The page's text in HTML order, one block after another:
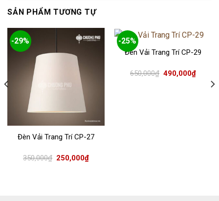
SẢN PHẨM TƯƠNG TỰ
-29%
Đèn Vải Trang Trí CP-27
350,000₫ Giá
250,000₫Giá
hiện
-25%
Đèn Vải Trang Trí CP-29
650,000₫ Giá
490,000₫Giá
hiện